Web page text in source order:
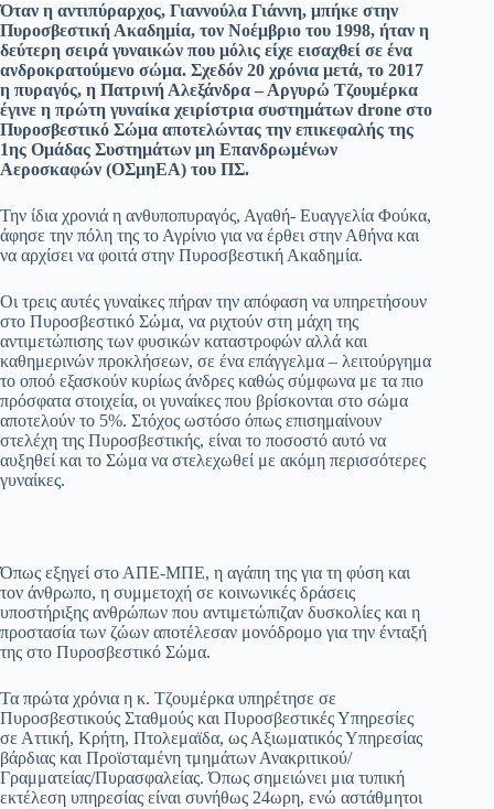
Όταν η αντιπύραρχος, Γιαννούλα Γιάννη, μπήκε στην
Πυροσβεστική Ακαδημία, τον Νοέμβριο του 1998, ήταν η
δεύτερη σειρά γυναικών που μόλις είχε εισαχθεί σε ένα
ανδροκρατούμενο σώμα. Σχεδόν 20 χρόνια μετά, το 2017
η πυραγός, η Πατρινή Αλεξάνδρα – Αργυρώ Τζουμέρκα
έγινε η πρώτη γυναίκα χειρίστρια συστημάτων drone στο
Πυροσβεστικό Σώμα αποτελώντας την επικεφαλής της
1ης Ομάδας Συστημάτων μη Επανδρωμένων
Αεροσκαφών (ΟΣμηΕΑ) του ΠΣ.
Την ίδια χρονιά η ανθυποπυραγός, Αγαθή- Ευαγγελία Φούκα,
άφησε την πόλη της το Αγρίνιο για να έρθει στην Αθήνα και
να αρχίσει να φοιτά στην Πυροσβεστική Ακαδημία.
Οι τρεις αυτές γυναίκες πήραν την απόφαση να υπηρετήσουν
στο Πυροσβεστικό Σώμα, να ριχτούν στη μάχη της
αντιμετώπισης των φυσικών καταστροφών αλλά και
καθημερινών προκλήσεων, σε ένα επάγγελμα – λειτούργημα
το οποό εξασκούν κυρίως άνδρες καθώς σύμφωνα με τα πιο
πρόσφατα στοιχεία, οι γυναίκες που βρίσκονται στο σώμα
αποτελούν το 5%. Στόχος ωστόσο όπως επισημαίνουν
στελέχη της Πυροσβεστικής, είναι το ποσοστό αυτό να
αυξηθεί και το Σώμα να στελεχωθεί με ακόμη περισσότερες
γυναίκες.
Όπως εξηγεί στο ΑΠΕ-ΜΠΕ, η αγάπη της για τη φύση και
τον άνθρωπο, η συμμετοχή σε κοινωνικές δράσεις
υποστήριξης ανθρώπων που αντιμετώπιζαν δυσκολίες και η
προστασία των ζώων αποτέλεσαν μονόδρομο για την ένταξή
της στο Πυροσβεστικό Σώμα.
Τα πρώτα χρόνια η κ. Τζουμέρκα υπηρέτησε σε
Πυροσβεστικούς Σταθμούς και Πυροσβεστικές Υπηρεσίες
σε Αττική, Κρήτη, Πτολεμαϊδα, ως Αξιωματικός Υπηρεσίας
βάρδιας και Προϊσταμένη τμημάτων Ανακριτικού/
Γραμματείας/Πυρασφαλείας. Όπως σημειώνει μια τυπική
εκτέλεση υπηρεσίας είναι συνήθως 24ωρη, ενώ αστάθμητοι